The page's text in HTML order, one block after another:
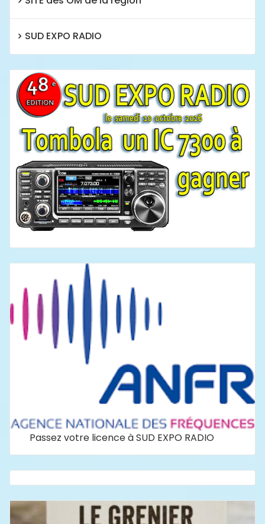
SUD EXPO RADIO
Passez votre licence à SUD EXPO RADIO